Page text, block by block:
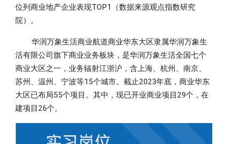
位列商业地产企业表现TOP1（数据来源观点指数研究
院）。
华润万象生活商业航道商业华东大区隶属华润万象生
活有限公司旗下商业业务板块，是华润万象生活全国七个
商业大区之一，业务辐射江浙沪，含上海、杭州、南京、
苏州、温州、宁波等15个城市。截止2023年底，商业华东
大区已布局55个项目。其中，现已开业商业项目29个，在
建项目26个。